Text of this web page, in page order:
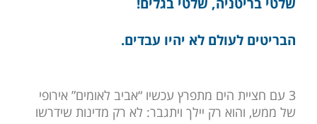
הבריטים לעולם לא יהיו עבדים.
3 עם חציית הים מתפרץ עכשיו “אביב לאומים” אירופי
של ממש, והוא רק יילך ויתגבר: לא רק מדינות שידרשו